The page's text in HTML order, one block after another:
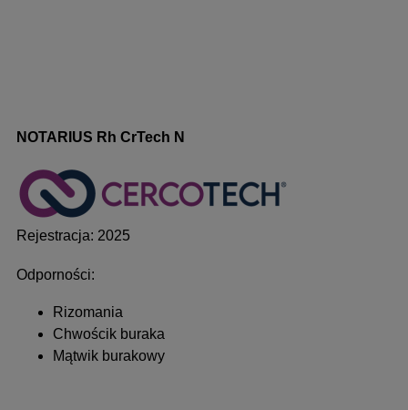
NOTARIUS Rh CrTech N
Rejestracja: 2025
Odporności:
Rizomania
Chwościk buraka
Mątwik burakowy